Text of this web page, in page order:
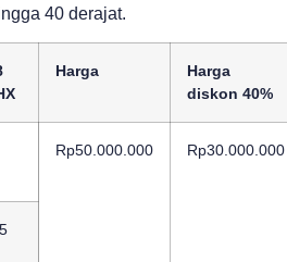
40 derajat.
Harga
Harga
diskon 40%
Rp50.000.000 Rp30.000.000